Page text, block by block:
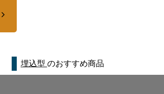
埋込型 のおすすめ商品